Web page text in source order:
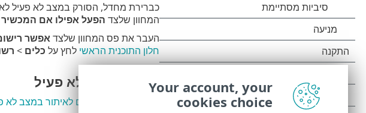
המחוון שלצד הפעל אפילו אם
העבר את פס המחוון שלצדאפשר
חלון התוכנית הראשי לחץ על כלים >
איתור במצב לא פעיל
גורמים מפעילים לאיתור במצב לא
Your account, your
cookies choice